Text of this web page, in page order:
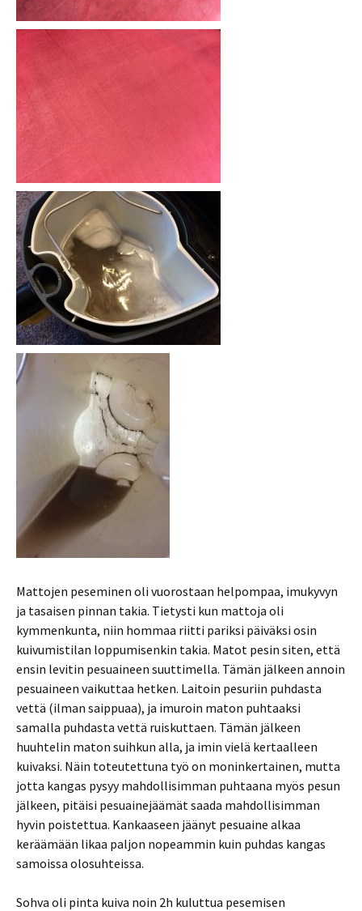
Mattojen peseminen oli vuorostaan helpompaa, imukyvyn
ja tasaisen pinnan takia. Tietysti kun mattoja oli
kymmenkunta, niin hommaa riitti pariksi päiväksi osin
kuivumistilan loppumisenkin takia. Matot pesin siten, että
ensin levitin pesuaineen suuttimella. Tämän jälkeen annoin
pesuaineen vaikuttaa hetken. Laitoin pesuriin puhdasta
vettä (ilman saippuaa), ja imuroin maton puhtaaksi
samalla puhdasta vettä ruiskuttaen. Tämän jälkeen
huuhtelin maton suihkun alla, ja imin vielä kertaalleen
kuivaksi. Näin toteutettuna työ on moninkertainen, mutta
jotta kangas pysyy mahdollisimman puhtaana myös pesun
jälkeen, pitäisi pesuainejäämät saada mahdollisimman
hyvin poistettua. Kankaaseen jäänyt pesuaine alkaa
keräämään likaa paljon nopeammin kuin puhdas kangas
samoissa olosuhteissa.
Sohva oli pinta kuiva noin 2h kuluttua pesemisen